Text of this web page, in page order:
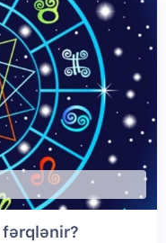
fərqlənir?